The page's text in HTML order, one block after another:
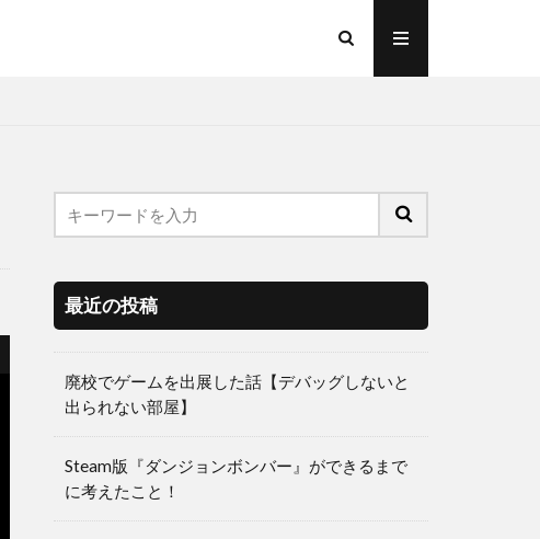
最近の投稿
廃校でゲームを出展した話【デバッグしないと
出られない部屋】
Steam版『ダンジョンボンバー』ができるまで
に考えたこと！